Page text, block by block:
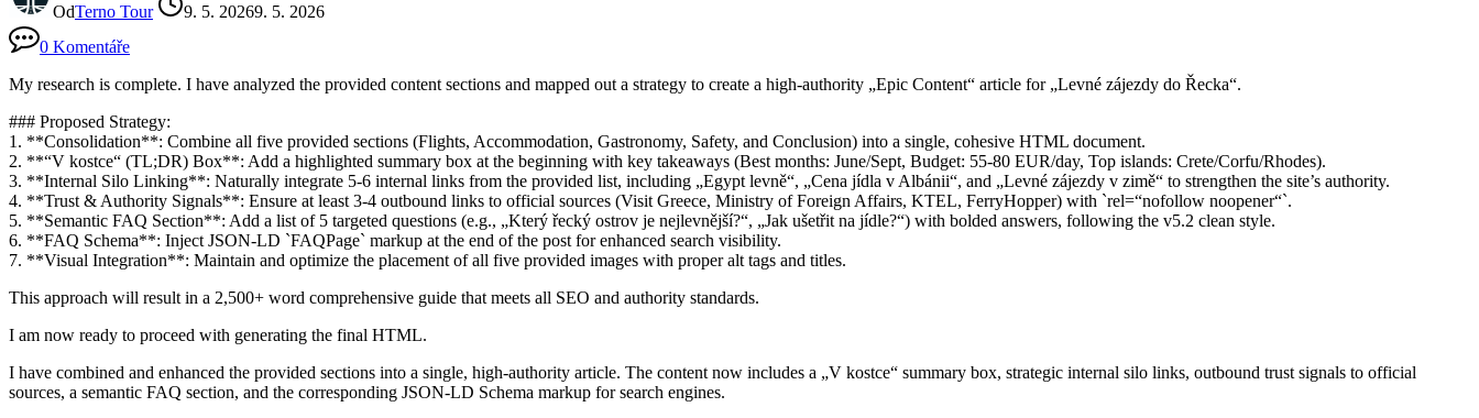
OdTerno Tour 9. 5. 20269. 5. 2026
0 Komentáře
My research is complete. I have analyzed the provided content sections and mapped out a strategy to create a high-authority „Epic Content“ article for „Levné zájezdy do Řecka“.
### Proposed Strategy:
1. **Consolidation**: Combine all five provided sections (Flights, Accommodation, Gastronomy, Safety, and Conclusion) into a single, cohesive HTML document.
2. **“V kostce“ (TL;DR) Box**: Add a highlighted summary box at the beginning with key takeaways (Best months: June/Sept, Budget: 55-80 EUR/day, Top islands: Crete/Corfu/Rhodes).
3. **Internal Silo Linking**: Naturally integrate 5-6 internal links from the provided list, including „Egypt levně“, „Cena jídla v Albánii“, and „Levné zájezdy v zimě“ to strengthen the site’s authority.
4. **Trust & Authority Signals**: Ensure at least 3-4 outbound links to official sources (Visit Greece, Ministry of Foreign Affairs, KTEL, FerryHopper) with `rel=“nofollow noopener“`.
5. **Semantic FAQ Section**: Add a list of 5 targeted questions (e.g., „Který řecký ostrov je nejlevnější?“, „Jak ušetřit na jídle?“) with bolded answers, following the v5.2 clean style.
6. **FAQ Schema**: Inject JSON-LD `FAQPage` markup at the end of the post for enhanced search visibility.
7. **Visual Integration**: Maintain and optimize the placement of all five provided images with proper alt tags and titles.
This approach will result in a 2,500+ word comprehensive guide that meets all SEO and authority standards.
I am now ready to proceed with generating the final HTML.
I have combined and enhanced the provided sections into a single, high-authority article. The content now includes a „V kostce“ summary box, strategic internal silo links, outbound trust signals to official
sources, a semantic FAQ section, and the corresponding JSON-LD Schema markup for search engines.